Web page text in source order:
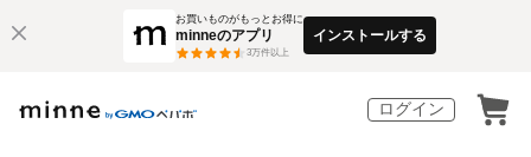
お買いものがもっとお得に
minneのアプリ
3万件以上
インストールする
ログイン